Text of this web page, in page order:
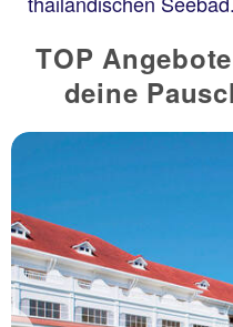
TOP
deine